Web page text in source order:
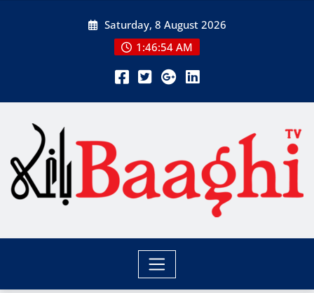
Saturday, 8 August 2026
1:46:55 AM